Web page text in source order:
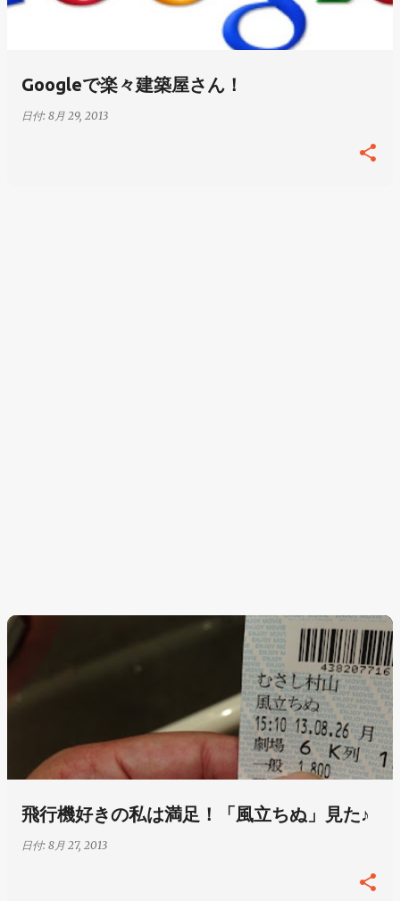
Googleで楽々建築屋さん！
日付: 8月 29, 2013
飛行機好きの私は満足！「風立ちぬ」見た♪
日付: 8月 27, 2013